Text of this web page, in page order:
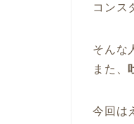
コンス
そんな
また、
今回は